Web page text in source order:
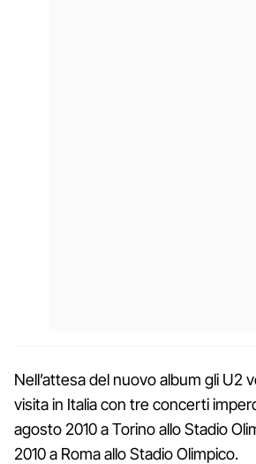
Nell’attesa del nuovo album gli U2
visita in Italia con tre concerti
agosto 2010 a Torino allo Stadio
2010 a Roma allo Stadio Olimpico.